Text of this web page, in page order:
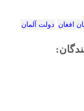
افغان دولت آلمان